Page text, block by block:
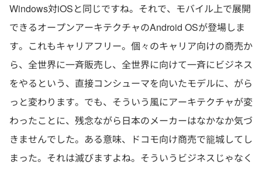
Windows対iOSと同じですね。それで、モバイル上で展開
できるオープンアーキテクチャのAndroid OSが登場しま
す。これもキャリアフリー。個々のキャリア向けの商売か
ら、全世界に一斉販売し、全世界に向けて一斉にビジネス
をやるという、直接コンシューマを向いたモデルに、がら
っと変わります。でも、そういう風にアーキテクチャが変
わったことに、残念ながら日本のメーカーはなかなか気づ
きませんでした。ある意味、ドコモ向け商売で籠城してし
まった。それは滅びますよね。そういうビジネスじゃなく